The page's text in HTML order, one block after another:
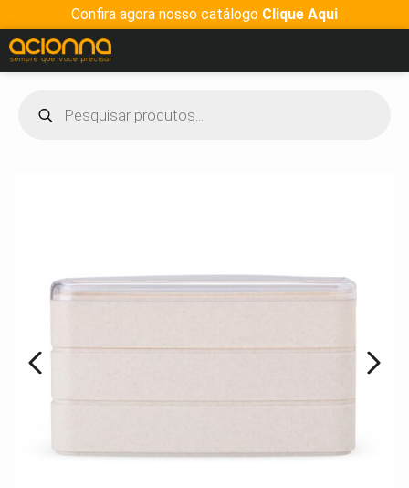
Confira agora nosso catálogo Clique Aqui